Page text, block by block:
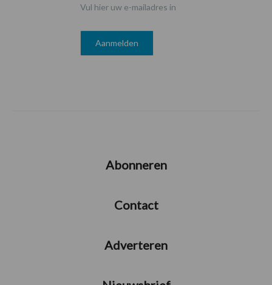
Vul hier uw e-mailadres in
Abonneren
Contact
Adverteren